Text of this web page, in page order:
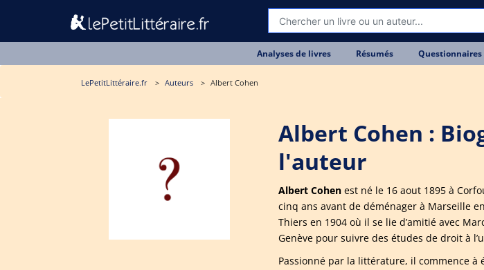
Analyses de livres Résumés Questionnaires
LePetitLittéraire.fr Auteurs Albert Cohen
Albert Cohen :
l'auteur
Albert Cohen est né le 16 aout 1895 à
cinq ans avant de déménager à Marseille
Thiers en 1904 où il se lie d’amitié avec
Genève pour suivre des études de droit à
Passionné par la littérature, il commence à